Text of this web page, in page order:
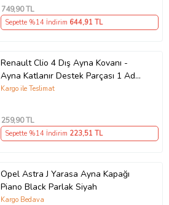
749,90 TL
Sepette %14 İndirim 644,91 TL
Renault Clio 4 Dış Ayna Kovanı -
Ayna Katlanır Destek Parçası 1 Adet
490307706 M3625
Kargo ile Teslimat
259,90 TL
Sepette %14 İndirim 223,51 TL
Opel Astra J Yarasa Ayna Kapağı
Piano Black Parlak Siyah
Kargo Bedava